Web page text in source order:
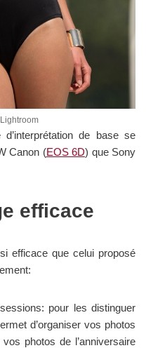
de base se
Canon (EOS 6D) que Sony
efficace
efficace que celui proposé
pour les distinguer
d’organiser vos photos
photos de l’anniversaire